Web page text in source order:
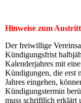
Hinweise zum Austritt
Der freiwillige
Kündigungsfrist
Kalenderjahres mit
Kündigungen, die erst
Jahres eingehen,
Kündigungstermin
muss schriftlich erklärt